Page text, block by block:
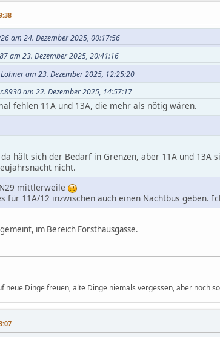
am 24. Dezember 2025, 00:17:56
am 23. Dezember 2025, 20:41:16
am 23. Dezember 2025, 12:25:20
am 22. Dezember 2025, 14:57:17
fehlen 11A und 13A, die mehr als nötig wären.
hält sich der Bedarf in Grenzen, aber 11A und 13A
nicht.
mittlerweile
für 11A/12 inzwischen auch einen Nachtbus geben.
im Bereich Forsthausgasse.
neue Dinge freuen, alte Dinge niemals vergessen, aber noch